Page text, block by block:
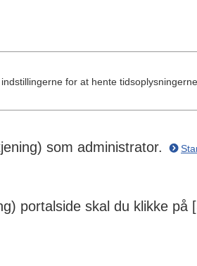
for at hente
som administrator.
portalside skal du klikke på